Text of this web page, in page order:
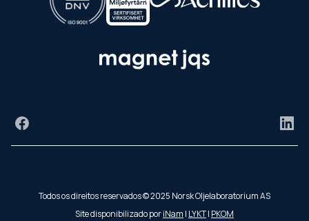
Facebook
Todos os direitos reservados © 2025 Norsk Oljelaboratorium AS
Site disponibilizado poriNam | LYKT| PKOM